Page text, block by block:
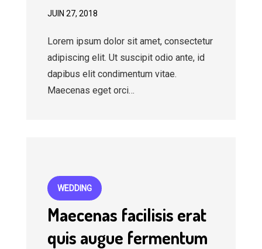
JUIN 27, 2018
Lorem ipsum dolor sit amet, consectetur
adipiscing elit. Ut suscipit odio ante, id
dapibus elit condimentum vitae.
Maecenas eget orci…
WEDDING
Maecenas facilisis erat
quis augue fermentum